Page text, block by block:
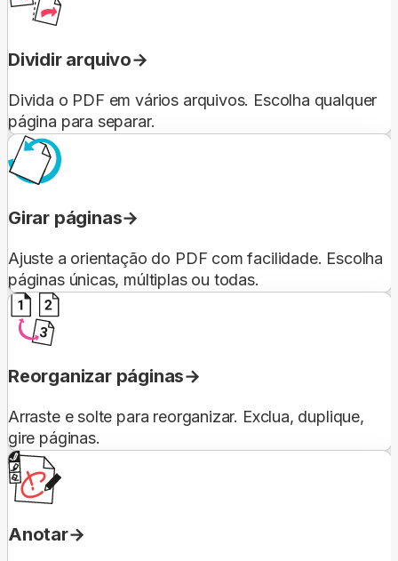
Dividir arquivo
Divida o PDF em vários arquivos. Escolha qualquer
página para separar.
Girar páginas
Ajuste a orientação do PDF com facilidade. Escolha
páginas únicas, múltiplas ou todas.
Reorganizar páginas
Arraste e solte para reorganizar. Exclua, duplique,
gire páginas.
Anotar